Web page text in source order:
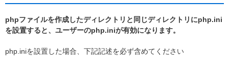
phpファイルを作成したディレクトリと同じディレクトリにphp.ini
を設置すると、ユーザーのphp.iniが有効になります。
php.iniを設置した場合、下記記述を必ず含めてください